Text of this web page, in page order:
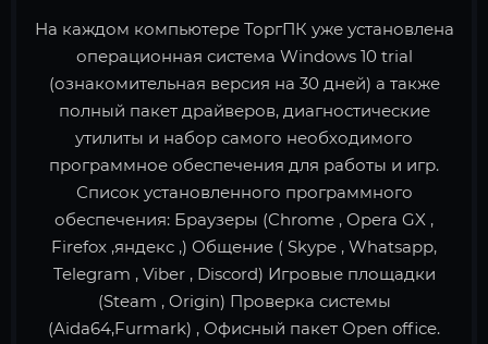
На каждом компьютере ТоргПК уже установлена
операционная система Windows 10 trial
(ознакомительная версия на 30 дней) а также
полный пакет драйверов, диагностические
утилиты и набор самого необходимого
программное обеспечения для работы и игр.
Список установленного программного
обеспечения: Браузеры (Chrome , Opera GX ,
Firefox ,яндекс ,) Общение ( Skype , Whatsapp,
Telegram , Viber , Discord) Игровые площадки
(Steam , Origin) Проверка системы
(Aida64,Furmark) , Офисный пакет Open office.